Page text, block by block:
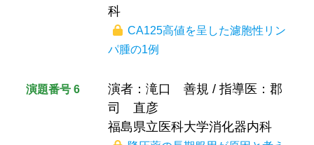
科
CA125高値を呈した濾胞性リン
パ腫の1例
演題番号 6
演者：滝口 善規 / 指導医：郡
司 直彦
福島県立医科大学消化器内科